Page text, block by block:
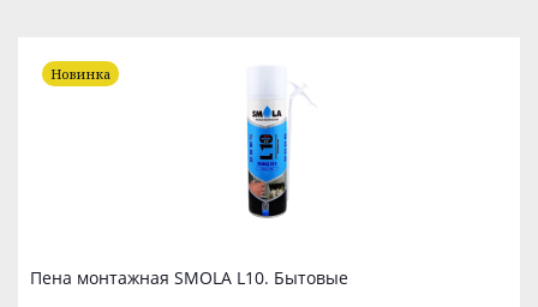
Пена монтажная SMOLA L10. Бытовые
Новинка